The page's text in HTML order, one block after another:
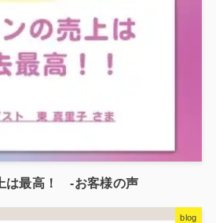
は最高！ -お客様の声
blog